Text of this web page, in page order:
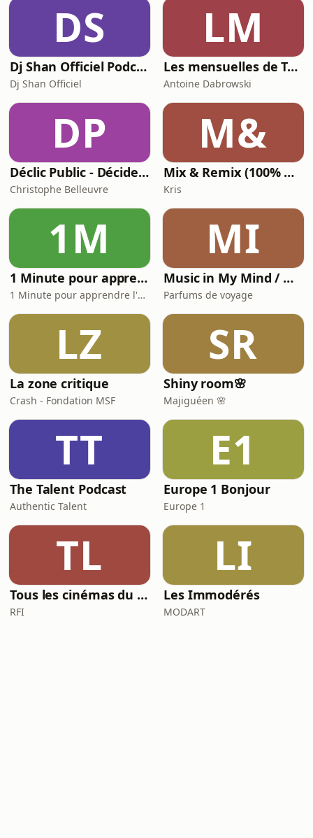
la collection de pièces
restituées ? Première étape :
DS
Dj Shan Officiel Podcast
Dj Shan Officiel
LM
Les mensuelles de Tsugi Radio
Antoine Dabrowski
DP
Déclic Public - Décider en commande publique sans se mettre en faute
Christophe Belleuvre
M&
Mix & Remix (100% Hits) - Oxygène Radio
Kris
1M
1 Minute pour apprendre l’Histoire - France
1 Minute pour apprendre l'Histoire
MI
Music in My Mind / On Air
Parfums de voyage
LZ
La zone critique
Crash - Fondation MSF
SR
Shiny room🌸
Majiguéen 🌸
TT
The Talent Podcast
Authentic Talent
E1
Europe 1 Bonjour
Europe 1
TL
Tous les cinémas du monde
RFI
LI
Les Immodérés
MODART